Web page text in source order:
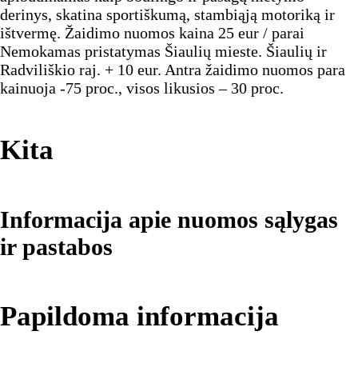
derinys, skatina sportiškumą, stambiąją motoriką ir
ištvermę. Žaidimo nuomos kaina 25 eur / parai
Nemokamas pristatymas Šiaulių mieste. Šiaulių ir
Radviliškio raj. + 10 eur. Antra žaidimo nuomos para
kainuoja -75 proc., visos likusios – 30 proc.
Kita
Informacija apie nuomos sąlygas
ir pastabos
Papildoma informacija